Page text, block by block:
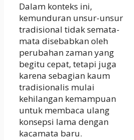
Dalam konteks ini,
kemunduran unsur-unsur
tradisional tidak semata-
mata disebabkan oleh
perubahan zaman yang
begitu cepat, tetapi juga
karena sebagian kaum
tradisionalis mulai
kehilangan kemampuan
untuk membaca ulang
konsepsi lama dengan
kacamata baru.